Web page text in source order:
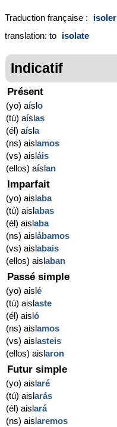
Traduction française : isoler
translation: to isolate
Indicatif
Présent
(yo) aíslo
(tú) aíslas
(él) aísla
(ns) aislamos
(vs) aisláis
(ellos) aíslan
Imparfait
(yo) aislaba
(tú) aislabas
(él) aislaba
(ns) aislábamos
(vs) aislabais
(ellos) aislaban
Passé simple
(yo) aislé
(tú) aislaste
(él) aisló
(ns) aislamos
(vs) aislasteis
(ellos) aislaron
Futur simple
(yo) aislaré
(tú) aislarás
(él) aislará
(ns) aislaremos